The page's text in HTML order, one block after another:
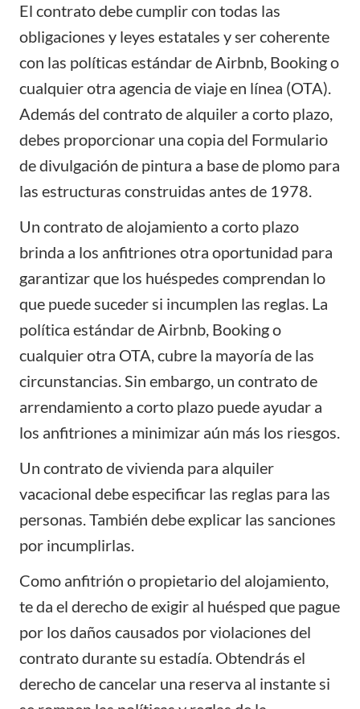
El contrato debe cumplir con todas las
obligaciones y leyes estatales y ser coherente
con las políticas estándar de Airbnb, Booking o
cualquier otra agencia de viaje en línea (OTA).
Además del contrato de alquiler a corto plazo,
debes proporcionar una copia del Formulario
de divulgación de pintura a base de plomo para
las estructuras construidas antes de 1978.
Un contrato de alojamiento a corto plazo
brinda a los anfitriones otra oportunidad para
garantizar que los huéspedes comprendan lo
que puede suceder si incumplen las reglas. La
política estándar de Airbnb, Booking o
cualquier otra OTA, cubre la mayoría de las
circunstancias. Sin embargo, un contrato de
arrendamiento a corto plazo puede ayudar a
los anfitriones a minimizar aún más los riesgos.
Un contrato de vivienda para alquiler
vacacional debe especificar las reglas para las
personas. También debe explicar las sanciones
por incumplirlas.
Como anfitrión o propietario del alojamiento,
te da el derecho de exigir al huésped que pague
por los daños causados ​​por violaciones del
contrato durante su estadía. Obtendrás el
derecho de cancelar una reserva al instante si